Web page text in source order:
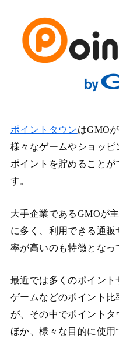
ポイントタウンはGMO
様々なゲームやショッ
ポイントを貯めること
す。
大手企業であるGMOが
に多く、利用できる通
率が高いのも特徴となっ
最近では多くのポイン
ゲームなどのポイント
が、その中でポイント
ほか、様々な目的に使用